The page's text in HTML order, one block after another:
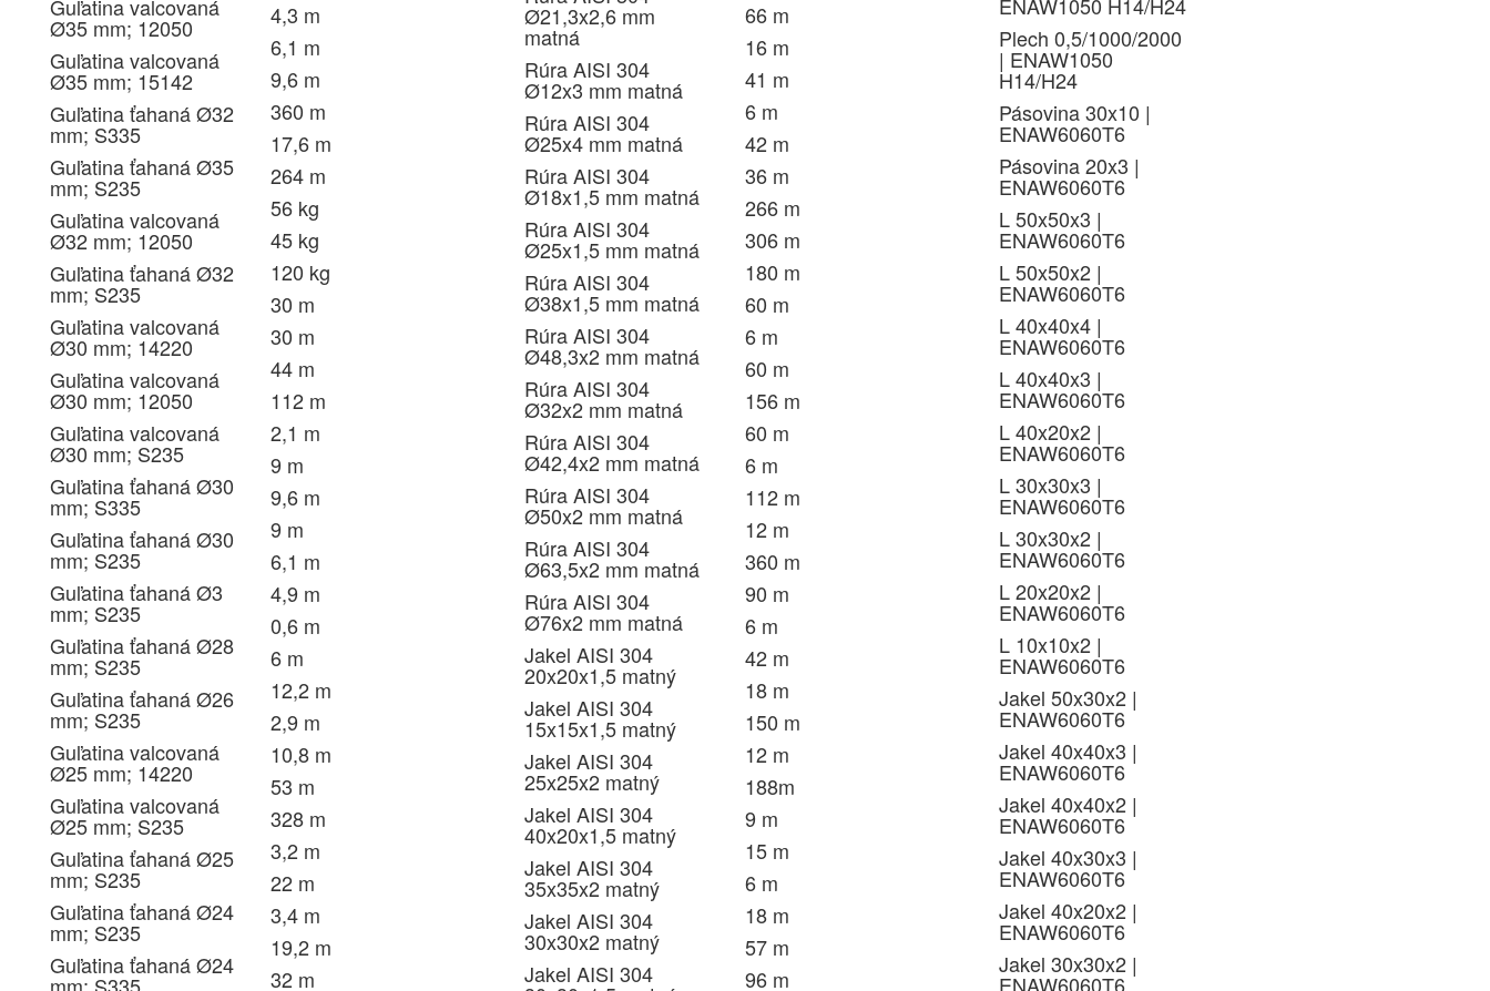
Guľatina valcovaná
Ø35 mm; 12050
Guľatina valcovaná
Ø35 mm; 15142
Guľatina ťahaná Ø32
mm; S335
Guľatina ťahaná Ø35
mm; S235
Guľatina valcovaná
Ø32 mm; 12050
Guľatina ťahaná Ø32
mm; S235
Guľatina valcovaná
Ø30 mm; 14220
Guľatina valcovaná
Ø30 mm; 12050
Guľatina valcovaná
Ø30 mm; S235
Guľatina ťahaná Ø30
mm; S335
Guľatina ťahaná Ø30
mm; S235
Guľatina ťahaná Ø3
mm; S235
Guľatina ťahaná Ø28
mm; S235
Guľatina ťahaná Ø26
mm; S235
Guľatina valcovaná
Ø25 mm; 14220
Guľatina valcovaná
Ø25 mm; S235
Guľatina ťahaná Ø25
mm; S235
Guľatina ťahaná Ø24
mm; S235
Guľatina ťahaná Ø24
4,3 m
6,1 m
9,6 m
360 m
17,6 m
264 m
56 kg
45 kg
120 kg
30 m
30 m
44 m
112 m
2,1 m
9 m
9,6 m
9 m
6,1 m
4,9 m
0,6 m
6 m
12,2 m
2,9 m
10,8 m
53 m
328 m
3,2 m
22 m
3,4 m
19,2 m
32 m
Ø21,3x2,6 mm
matná
Rúra AISI 304
Ø12x3 mm matná
Rúra AISI 304
Ø25x4 mm matná
Rúra AISI 304
Ø18x1,5 mm matná
Rúra AISI 304
Ø25x1,5 mm matná
Rúra AISI 304
Ø38x1,5 mm matná
Rúra AISI 304
Ø48,3x2 mm matná
Rúra AISI 304
Ø32x2 mm matná
Rúra AISI 304
Ø42,4x2 mm matná
Rúra AISI 304
Ø50x2 mm matná
Rúra AISI 304
Ø63,5x2 mm matná
Rúra AISI 304
Ø76x2 mm matná
Jakel AISI 304
20x20x1,5 matný
Jakel AISI 304
15x15x1,5 matný
Jakel AISI 304
25x25x2 matný
Jakel AISI 304
40x20x1,5 matný
Jakel AISI 304
35x35x2 matný
Jakel AISI 304
30x30x2 matný
Jakel AISI 304
66 m
16 m
41 m
6 m
42 m
36 m
266 m
306 m
180 m
60 m
6 m
60 m
156 m
60 m
6 m
112 m
12 m
360 m
90 m
6 m
42 m
18 m
150 m
12 m
188m
9 m
15 m
6 m
18 m
57 m
96 m
Plech 0,5/1000/2000
| ENAW1050
H14/H24
Pásovina 30x10 |
ENAW6060T6
Pásovina 20x3 |
ENAW6060T6
L 50x50x3 |
ENAW6060T6
L 50x50x2 |
ENAW6060T6
L 40x40x4 |
ENAW6060T6
L 40x40x3 |
ENAW6060T6
L 40x20x2 |
ENAW6060T6
L 30x30x3 |
ENAW6060T6
L 30x30x2 |
ENAW6060T6
L 20x20x2 |
ENAW6060T6
L 10x10x2 |
ENAW6060T6
Jakel 50x30x2 |
ENAW6060T6
Jakel 40x40x3 |
ENAW6060T6
Jakel 40x40x2 |
ENAW6060T6
Jakel 40x30x3 |
ENAW6060T6
Jakel 40x20x2 |
ENAW6060T6
Jakel 30x30x2 |
ENAW6060T6